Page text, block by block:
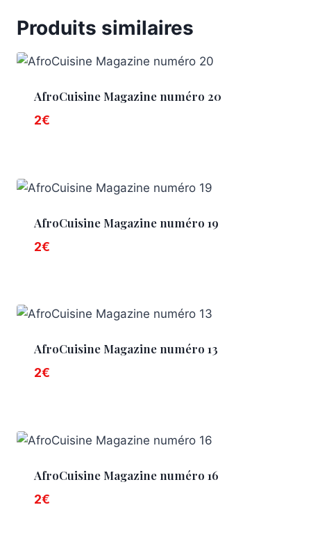
Produits similaires
AfroCuisine Magazine numéro 20
2€
AfroCuisine Magazine numéro 19
2€
AfroCuisine Magazine numéro 13
2€
AfroCuisine Magazine numéro 16
2€